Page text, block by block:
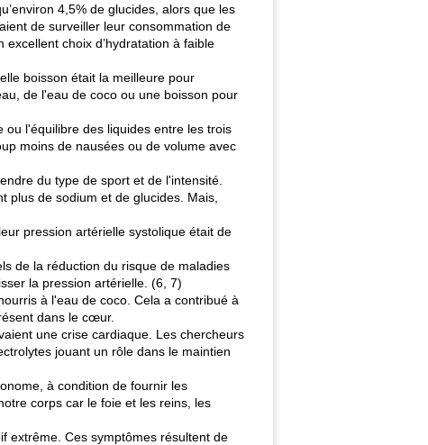
4,5% de glucides, alors que les
de surveiller leur consommation de
choix d’hydratation à faible
boisson était la meilleure pour
de l'eau de coco ou une boisson pour
l'équilibre des liquides entre les trois
moins de nausées ou de volume avec
du type de sport et de l'intensité.
plus de sodium et de glucides. Mais,
pression artérielle systolique était de
de la réduction du risque de maladies
la pression artérielle. (6, 7)
à l'eau de coco. Cela a contribué à
dans le cœur.
une crise cardiaque. Les chercheurs
jouant un rôle dans le maintien
à condition de fournir les
corps car le foie et les reins, les
extrême. Ces symptômes résultent de